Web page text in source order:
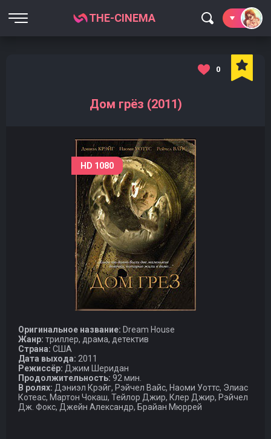
THE-CINEMA
Дом грёз (2011)
0
HD 1080
Оригинальное название: Dream House
Жанр: триллер, драма, детектив
Страна: США
Дата выхода: 2011
Режиссёр: Джим Шеридан
Продолжительность: 92 мин.
В ролях: Дэниэл Крэйг, Рэйчел Вайс, Наоми Уоттс, Элиас
Котеас, Мартон Чокаш, Тейлор Джир, Клер Джир, Рэйчел
Дж. Фокс, Джейн Александр, Брайан Мюррей